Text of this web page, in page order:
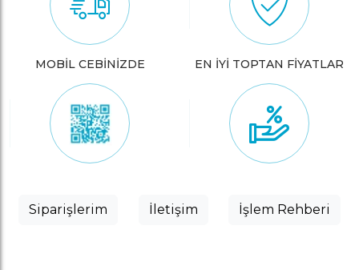
MOBİL CEBİNİZDE EN İYİ TOPTAN FİYATLAR
Siparişlerim İletişim İşlem Rehberi